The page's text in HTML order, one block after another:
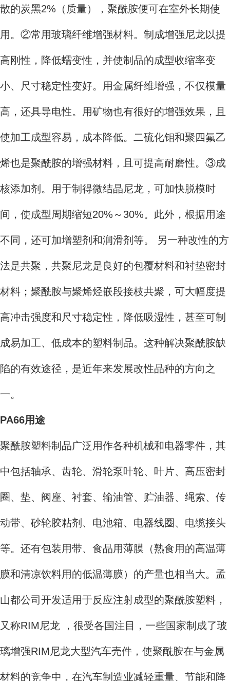
散的炭黑2%（质量），聚酰胺便可在室外长期使
用。②常用玻璃纤维增强材料。制成增强尼龙以提
高刚性，降低蠕变性，并使制品的成型收缩率变
小、尺寸稳定性变好。用金属纤维增强，不仅模量
高，还具导电性。用矿物也有很好的增强效果，且
使加工成型容易，成本降低。二硫化钼和聚四氟乙
烯也是聚酰胺的增强材料，且可提高耐磨性。③成
核添加剂。用于制得微结晶尼龙，可加快脱模时
间，使成型周期缩短20%～30%。此外，根据用途
不同，还可加增塑剂和润滑剂等。 另一种改性的方
法是共聚，共聚尼龙是良好的包覆材料和衬垫密封
材料；聚酰胺与聚烯烃嵌段接枝共聚，可大幅度提
高冲击强度和尺寸稳定性，降低吸湿性，甚至可制
成易加工、低成本的塑料制品。这种解决聚酰胺缺
陷的有效途径，是近年来发展改性品种的方向之
一。
PA66用途
聚酰胺塑料制品广泛用作各种机械和电器零件，其
中包括轴承、齿轮、滑轮泵叶轮、叶片、高压密封
圈、垫、阀座、衬套、输油管、贮油器、绳索、传
动带、砂轮胶粘剂、电池箱、电器线圈、电缆接头
等。还有包装用带、食品用薄膜（熟食用的高温薄
膜和清凉饮料用的低温薄膜）的产量也相当大。孟
山都公司开发适用于反应注射成型的聚酰胺塑料，
又称RIM尼龙 ，很受各国注目，一些国家制成了玻
璃增强RIM尼龙大型汽车壳件，使聚酰胺在与金属
材料的竞争中，在汽车制造业减轻重量、节能和降